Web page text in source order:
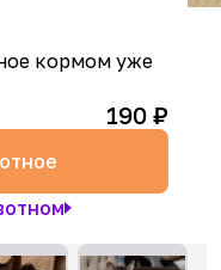
кормом уже
190 ₽